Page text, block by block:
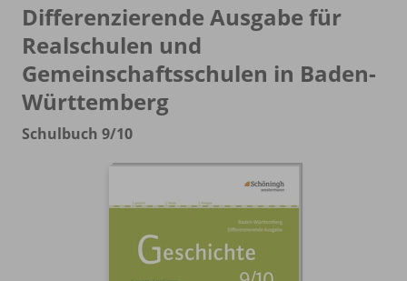
Differenzierende Ausgabe für
Realschulen und
Gemeinschaftsschulen in Baden-
Württemberg
Schulbuch 9/10